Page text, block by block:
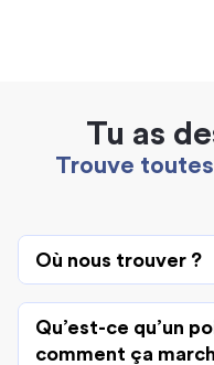
Tu as
Trouve
Où nous trouver ?
Qu’est-ce qu’un
comment ça